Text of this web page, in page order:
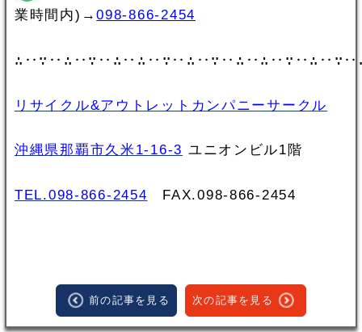
業時間内)→098-866-2454
リサイクル&アウトレットカンパニーサークル
沖縄県那覇市久米1-16-3 ユニオンビル1階
TEL.098-866-2454 FAX.098‐866‐2454
前の記事を見る 次の記事を見る